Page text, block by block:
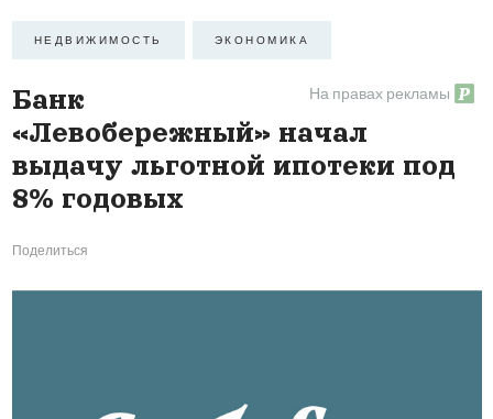
НЕДВИЖИМОСТЬ ЭКОНОМИКА
На правах рекламы
Банк
«Левобережный» начал
выдачу льготной ипотеки под
8% годовых
Поделиться